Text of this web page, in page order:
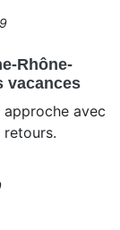
Rhône-
vacances
avec